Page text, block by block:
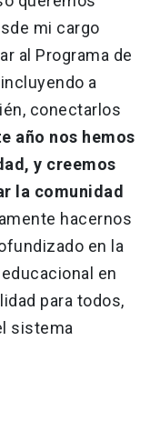
mi cargo
al Programa de
a
conectarlos
año nos hemos
y creemos
la comunidad
hacernos
en la
en
para todos,
sistema